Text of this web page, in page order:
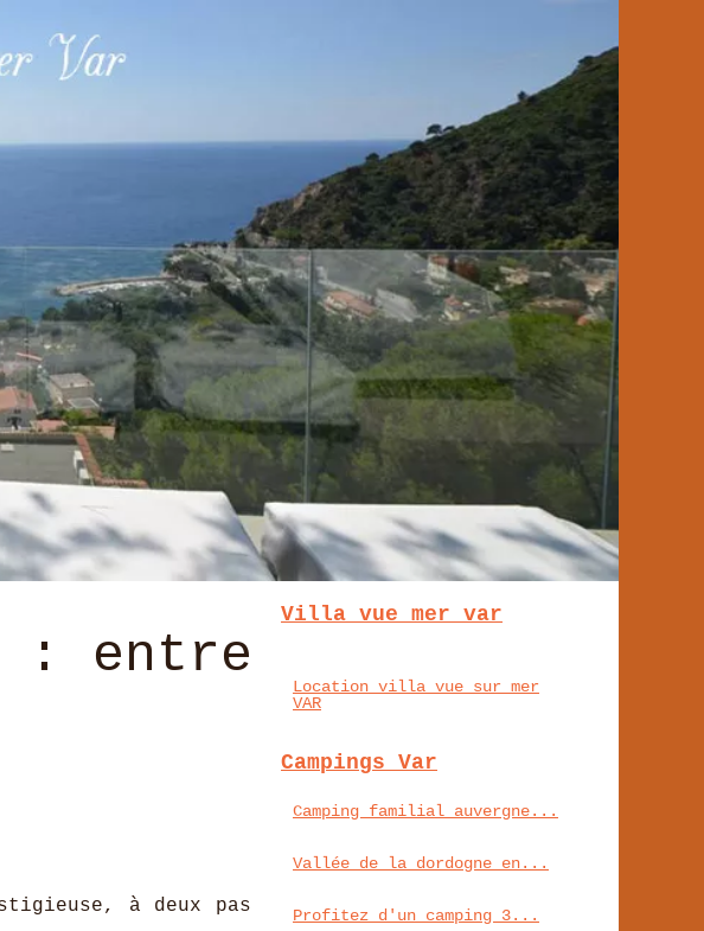
: entre
à deux pas
Villa vue mer var
Location villa vue sur mer
VAR
Campings Var
Camping familial auvergne...
Vallée de la dordogne en...
Profitez d'un camping 3...